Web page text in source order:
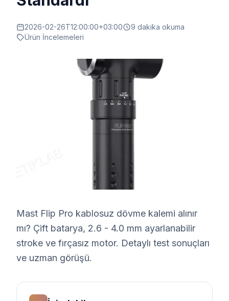
2026-02-26T12:00:00+03:00 9 dakika okuma
Ürün İncelemeleri
Mast Flip Pro kablosuz dövme kalemi alınır
mı? Çift batarya, 2.6 - 4.0 mm ayarlanabilir
stroke ve fırçasız motor. Detaylı test sonuçları
ve uzman görüşü.